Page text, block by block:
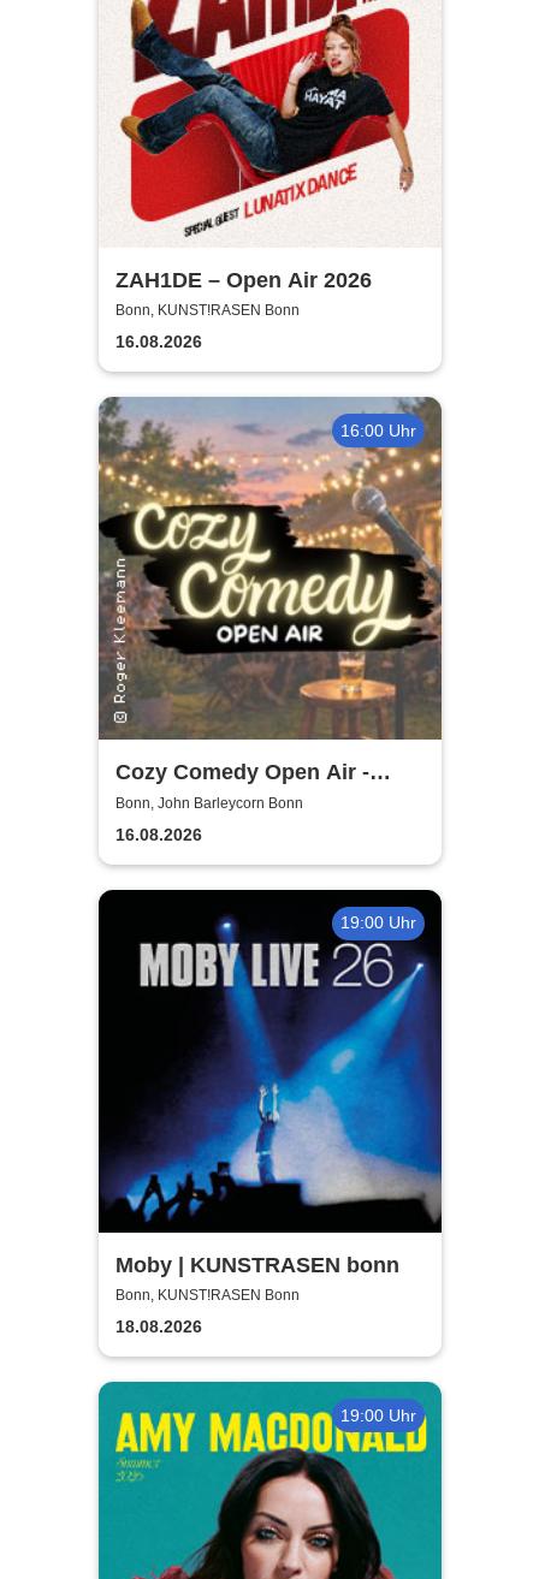
ZAH1DE – Open Air 2026
Bonn, KUNST!RASEN Bonn
16.08.2026
16:00 Uhr
Cozy Comedy Open Air -
John Barleycorn Bonn
Bonn, John Barleycorn Bonn
16.08.2026
19:00 Uhr
Moby | KUNSTRASEN bonn
Bonn, KUNST!RASEN Bonn
18.08.2026
19:00 Uhr